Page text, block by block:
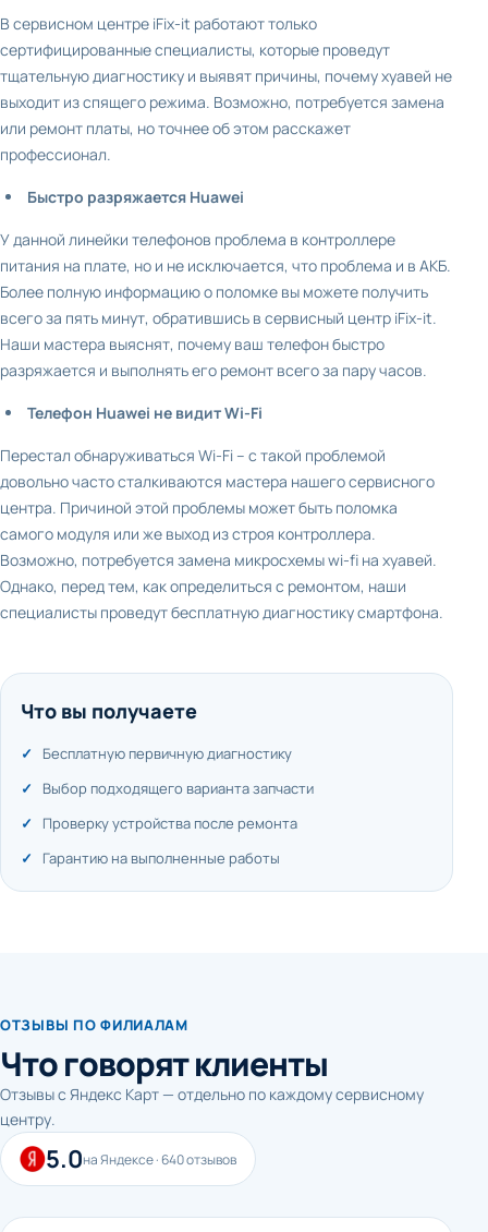
В сервисном центре iFix-it работают только
сертифицированные специалисты, которые проведут
тщательную диагностику и выявят причины, почему хуавей не
выходит из спящего режима. Возможно, потребуется замена
или ремонт платы, но точнее об этом расскажет
профессионал.
Быстро разряжается Huawei
У данной линейки телефонов проблема в контроллере
питания на плате, но и не исключается, что проблема и в АКБ.
Более полную информацию о поломке вы можете получить
всего за пять минут, обратившись в сервисный центр iFix-it.
Наши мастера выяснят, почему ваш телефон быстро
разряжается и выполнять его ремонт всего за пару часов.
Телефон Huawei не видит Wi-Fi
Перестал обнаруживаться Wi-Fi – с такой проблемой
довольно часто сталкиваются мастера нашего сервисного
центра. Причиной этой проблемы может быть поломка
самого модуля или же выход из строя контроллера.
Возможно, потребуется замена микросхемы wi-fi на хуавей.
Однако, перед тем, как определиться с ремонтом, наши
специалисты проведут бесплатную диагностику смартфона.
Что вы получаете
Бесплатную первичную диагностику
Выбор подходящего варианта запчасти
Проверку устройства после ремонта
Гарантию на выполненные работы
ОТЗЫВЫ ПО ФИЛИАЛАМ
Что говорят клиенты
Отзывы с Яндекс Карт — отдельно по каждому сервисному
центру.
5.0на Яндексе · 640 отзывов